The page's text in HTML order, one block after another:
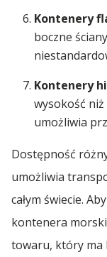
Kontenery
boczne
Kontenery
wysokość
umożliwia
Dostępność
umożliwia
całym świecie.
kontenera
towaru, który ma